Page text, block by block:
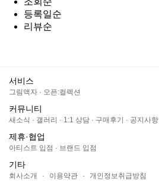
등록일순
리뷰순
서비스
그림액자 · 오픈:컬렉션
커뮤니티
새소식 · 갤러리 · 1:1 상담 · 구매후기 · 공지사항
제휴·협업
아티스트 입점 · 브랜드 입점
기타
회사소개 · 이용약관 · 개인정보취급방침